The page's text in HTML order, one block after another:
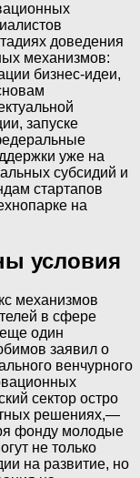
доведения
механизмов:
бизнес-идеи,
запуске
уже на
субсидий и
стартапов
на
условия
механизмов
в сфере
один
заявил о
венчурного
сектор остро
решениях,—
фонду молодые
не только
на развитие, но